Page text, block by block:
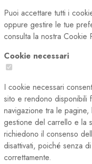
Puoi accettare tutti i
oppure gestire le tue
consulta la nostra Cookie
Cookie necessari
I cookie necessari
sito e rendono disponibili
navigazione tra le
gestione del carrello e la
richiedono il consenso
disattivati, poiché senza
correttamente.